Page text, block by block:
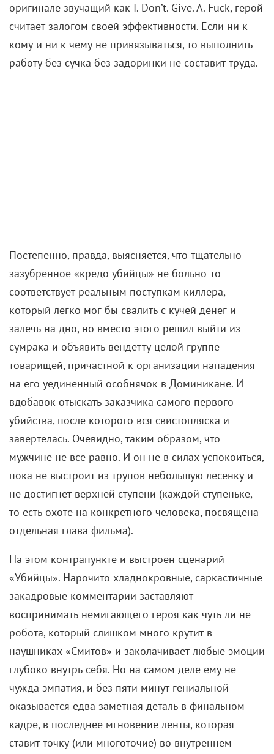
оригинале звучащий как I. Don’t. Give. A. Fuck, герой
считает залогом своей эффективности. Если ни к
кому и ни к чему не привязываться, то выполнить
работу без сучка без задоринки не составит труда.
Постепенно, правда, выясняется, что тщательно
зазубренное «кредо убийцы» не больно-то
соответствует реальным поступкам киллера,
который легко мог бы свалить с кучей денег и
залечь на дно, но вместо этого решил выйти из
сумрака и объявить вендетту целой группе
товарищей, причастной к организации нападения
на его уединенный особнячок в Доминикане. И
вдобавок отыскать заказчика самого первого
убийства, после которого вся свистопляска и
завертелась. Очевидно, таким образом, что
мужчине не все равно. И он не в силах успокоиться,
пока не выстроит из трупов небольшую лесенку и
не достигнет верхней ступени (каждой ступеньке,
то есть охоте на конкретного человека, посвящена
отдельная глава фильма).
На этом контрапункте и выстроен сценарий
«Убийцы». Нарочито хладнокровные, саркастичные
закадровые комментарии заставляют
воспринимать немигающего героя как чуть ли не
робота, который слишком много крутит в
наушниках «Смитов» и заколачивает любые эмоции
глубоко внутрь себя. Но на самом деле ему не
чужда эмпатия, и без пяти минут гениальной
оказывается едва заметная деталь в финальном
кадре, в последнее мгновение ленты, которая
ставит точку (или многоточие) во внутреннем